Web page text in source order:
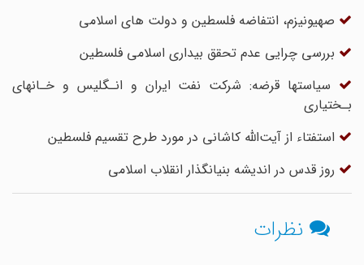
صهیونیزم، انتفاضه فلسطین و دولت هاى اسلامى
بررسی چرایی عدم تحقق بیداری اسلامی فلسطین
سیاستها قرضه: شرکت نفت ایران و انـگلیس‌ و خـانهای‌
بـختیاری‌
استفتاء از آیت‌الله کاشانی در مورد طرح تقسیم فلسطین
روز قدس در اندیشه بنیانگذار انقلاب اسلامی
نظرات